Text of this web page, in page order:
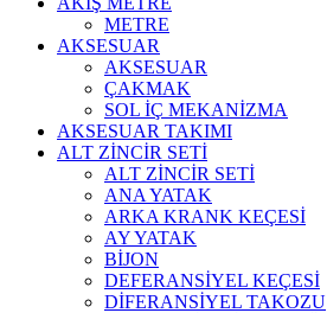
METRE
AKSESUAR
AKSESUAR
ÇAKMAK
SOL İÇ MEKANİZMA
AKSESUAR TAKIMI
ALT ZİNCİR SETİ
ALT ZİNCİR SETİ
ANA YATAK
ARKA KRANK KEÇESİ
AY YATAK
BİJON
DEFERANSİYEL KEÇESİ
DİFERANSİYEL TAKOZU